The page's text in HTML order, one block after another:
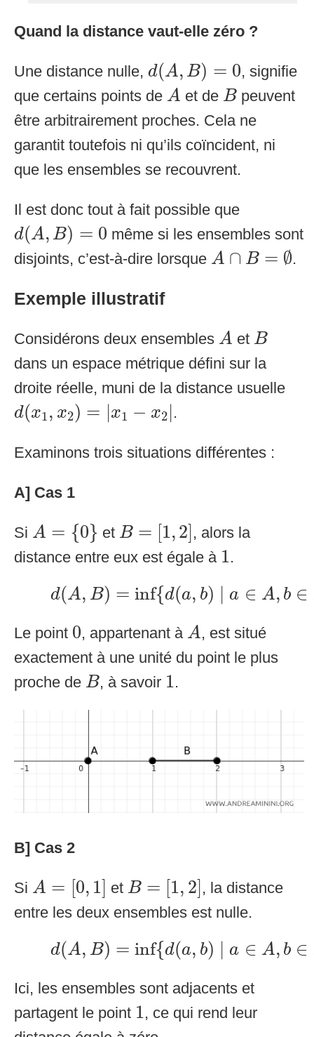
Quand la distance vaut-elle zéro ?
Une distance nulle, d(A, B) = 0
d( A B)=
, signifie
que certains points de A
A et de B
B peuvent
être arbitrairement proches. Cela ne
garantit toutefois ni qu’ils coïncident, ni
que les ensembles se recouvrent.
Il est donc tout à fait possible que
d(A, B) = 0
d( A B)=
même si les ensembles sont
disjoints, c’est-à-dire lorsque A ∩ B = ∅
A ∩B =∅ .
Exemple illustratif
Considérons deux ensembles A
A et B
B
dans un espace métrique défini sur la
droite réelle, muni de la distance usuelle
d(x1, x2) = |x1 − x2 |
d(x1 x2 ) 1− .
Examinons trois situations différentes :
A] Cas 1
Si A = {0}
A } et B = [1,2]
B= ,2
, alors la
distance entre eux est égale à 1
1 .
d(A, B) = inf{d(a, b) ∣ a ∈ A, b ∈
d( B =inf{d a,b ) ∣a ∈ A b∈
Le point 0
0, appartenant à A
A , est situé
exactement à une unité du point le plus
proche de B
B , à savoir 1
1 .
B] Cas 2
Si A = 0, 1
A ,1 et B = 1, 2
B= ,2
, la distance
entre les deux ensembles est nulle.
d(A, B) = inf{d(a, b) a ∈ A, b ∈
d( B =inf{d a,b ) ∣a ∈ A b∈
Ici, les ensembles sont adjacents et
partagent le point 1
1 , ce qui rend leur